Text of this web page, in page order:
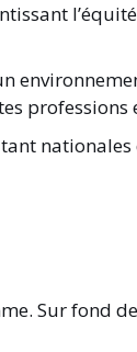
professions
nationales
Sur fond